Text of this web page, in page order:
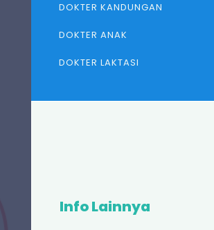
DOKTER KANDUNGAN
DOKTER ANAK
DOKTER LAKTASI
Info Lainnya